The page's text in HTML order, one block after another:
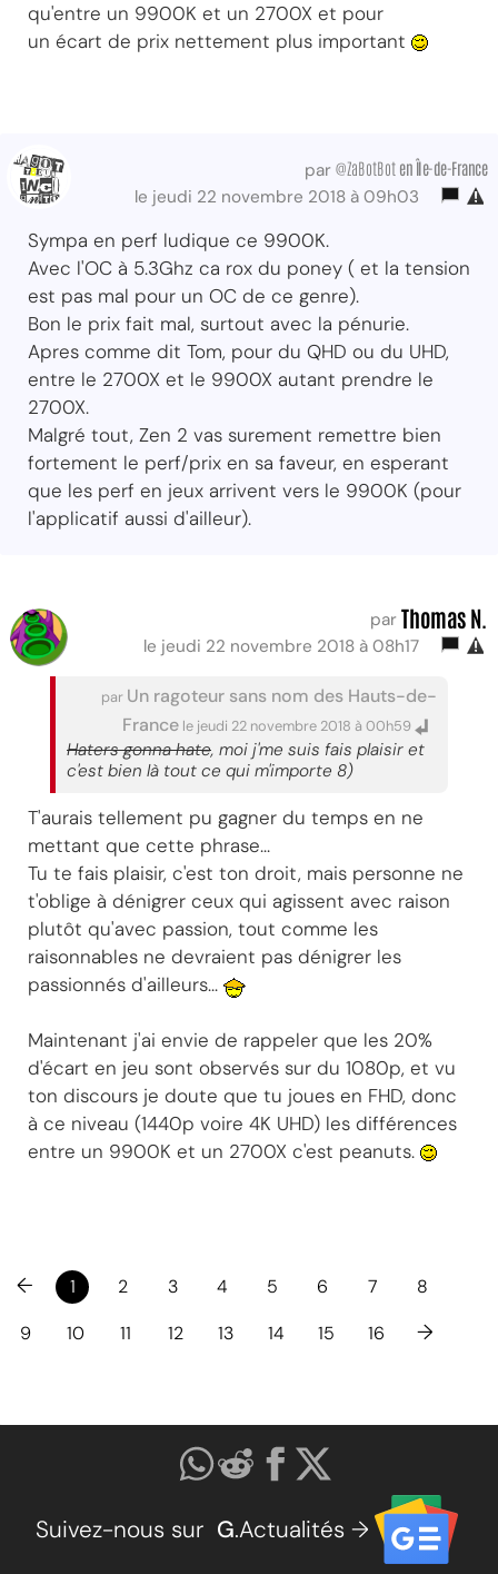
qu'entre un 9900K et un 2700X et pour
un écart de prix nettement plus important
par@ZaBotBot en Île-de-France
le jeudi 22 novembre 2018 à 09h03
Sympa en perf ludique ce 9900K.
Avec l'OC à 5.3Ghz ca rox du poney ( et la tension
est pas mal pour un OC de ce genre).
Bon le prix fait mal, surtout avec la pénurie.
Apres comme dit Tom, pour du QHD ou du UHD,
entre le 2700X et le 9900X autant prendre le
2700X.
Malgré tout, Zen 2 vas surement remettre bien
fortement le perf/prix en sa faveur, en esperant
que les perf en jeux arrivent vers le 9900K (pour
l'applicatif aussi d'ailleur).
par Thomas N.
le jeudi 22 novembre 2018 à 08h17
par Un ragoteur sans nom des Hauts-de-
France le jeudi 22 novembre 2018 à 00h59
Haters gonna hate, moi j'me suis fais plaisir et
c'est bien là tout ce qui m'importe 8)
T'aurais tellement pu gagner du temps en ne
mettant que cette phrase...
Tu te fais plaisir, c'est ton droit, mais personne ne
t'oblige à dénigrer ceux qui agissent avec raison
plutôt qu'avec passion, tout comme les
raisonnables ne devraient pas dénigrer les
passionnés d'ailleurs...
Maintenant j'ai envie de rappeler que les 20%
d'écart en jeu sont observés sur du 1080p, et vu
ton discours je doute que tu joues en FHD, donc
à ce niveau (1440p voire 4K UHD) les différences
entre un 9900K et un 2700X c'est peanuts.
← 1 2 3 4 5 6 7
8
9
10 11 12 13 14 15 16 →
Suivez-nous sur G.Actualités →